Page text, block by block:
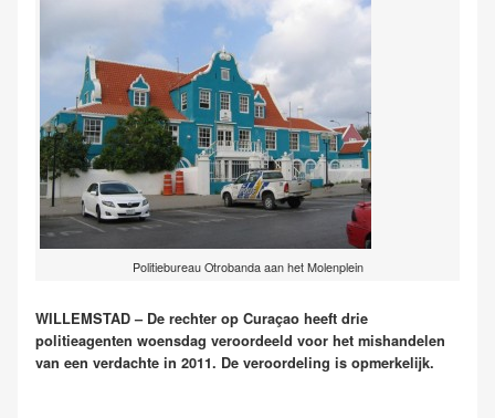
Politiebureau Otrobanda aan het Molenplein
WILLEMSTAD – De rechter op Curaçao heeft drie
politieagenten woensdag veroordeeld voor het mishandelen
van een verdachte in 2011. De veroordeling is opmerkelijk.